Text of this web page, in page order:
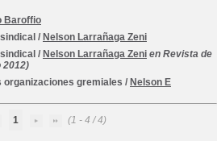
Baroffio
/ Nelson Larrañaga Zeni
/ Nelson Larrañaga Zeni en Revista de
2012)
organizaciones gremiales / Nelson E
1 (1 - 4 / 4)